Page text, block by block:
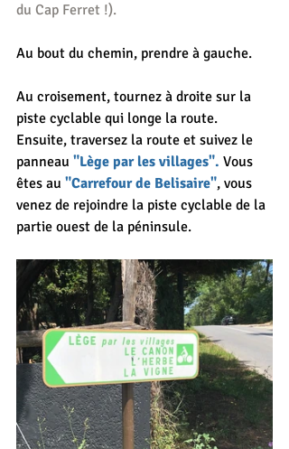
du Cap Ferret !).
Au bout du chemin, prendre à gauche.
Au croisement, tournez à droite sur la
piste cyclable qui longe la route.
Ensuite, traversez la route et suivez le
panneau "Lège par les villages". Vous
êtes au "Carrefour de Belisaire", vous
venez de rejoindre la piste cyclable de la
partie ouest de la péninsule.